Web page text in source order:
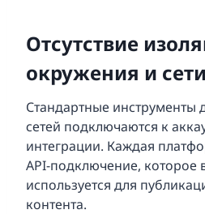
Отсутствие
окружения и сети
Стандартные инструменты
сетей подключаются к
интеграции. Каждая
API-подключение, которое
используется для
контента.